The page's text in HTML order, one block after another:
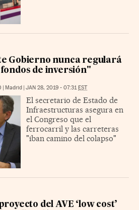
Gobierno nunca regulará
de inversión"
Madrid JAN 28, 2019 - 07:31 EST
El secretario de Estado de
Infraestructuras asegura en
el Congreso que el
ferrocarril y las carreteras
"iban camino del colapso"
del AVE ‘low cost’